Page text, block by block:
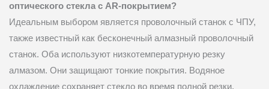
оптического стекла с AR-покрытием?
Идеальным выбором является проволочный станок с ЧПУ,
также известный как бесконечный алмазный проволочный
станок. Оба используют низкотемпературную резку
алмазом. Они защищают тонкие покрытия. Водяное
охлаждение сохраняет стекло во время полной резки.